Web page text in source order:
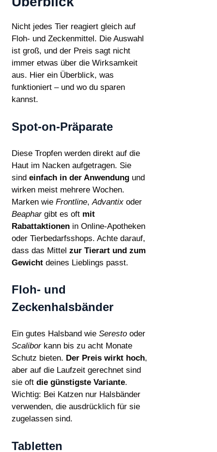
Nicht jedes Tier reagiert gleich auf
Floh- und Zeckenmittel. Die Auswahl
ist groß, und der Preis sagt nicht
immer etwas über die Wirksamkeit
aus. Hier ein Überblick, was
funktioniert – und wo du sparen
kannst.
Spot-on-Präparate
Diese Tropfen werden direkt auf die
Haut im Nacken aufgetragen. Sie
sind einfach in der Anwendung und
wirken meist mehrere Wochen.
Marken wie Frontline, Advantix oder
Beaphargibt es oft mit
Rabattaktionen in Online-Apotheken
oder Tierbedarfsshops. Achte darauf,
dass das Mittel zur Tierart und zum
Gewicht deines Lieblings passt.
Floh- und
Zeckenhalsbänder
Ein gutes Halsband wie Seresto oder
Scaliborkann bis zu acht Monate
Schutz bieten. Der Preis wirkt hoch,
aber auf die Laufzeit gerechnet sind
sie oft die günstigste Variante.
Wichtig: Bei Katzen nur Halsbänder
verwenden, die ausdrücklich für sie
zugelassen sind.
Tabletten